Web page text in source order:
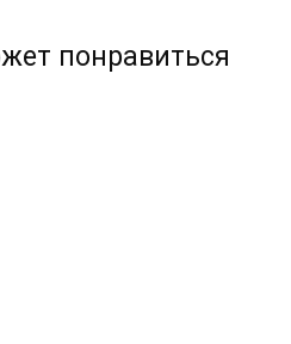
понравиться